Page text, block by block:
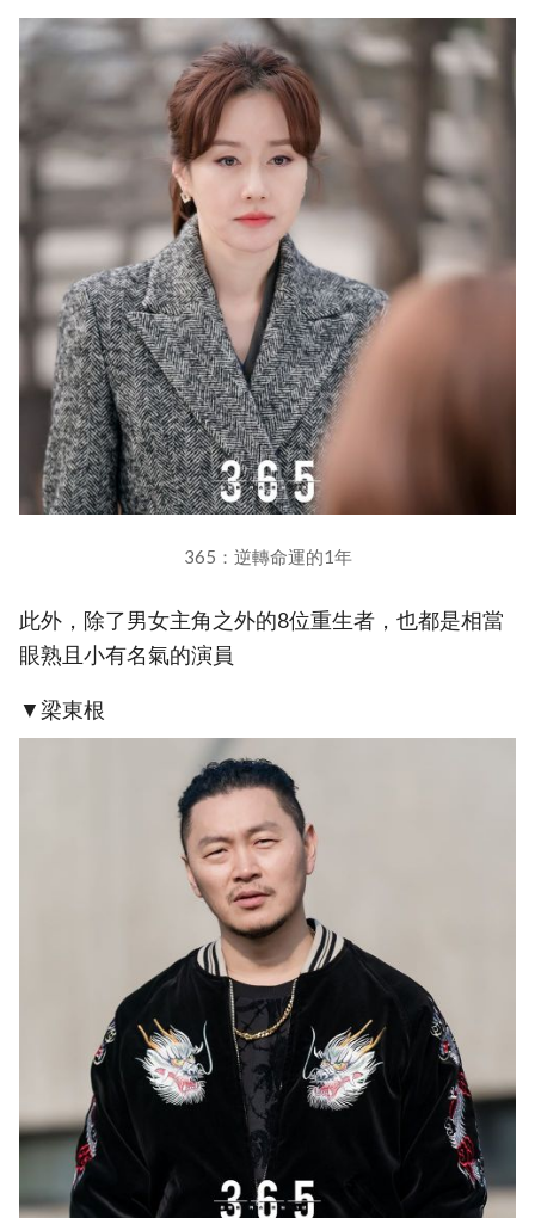
365：逆轉命運的1年
此外，除了男女主角之外的8位重生者，也都是相當
眼熟且小有名氣的演員
▼梁東根